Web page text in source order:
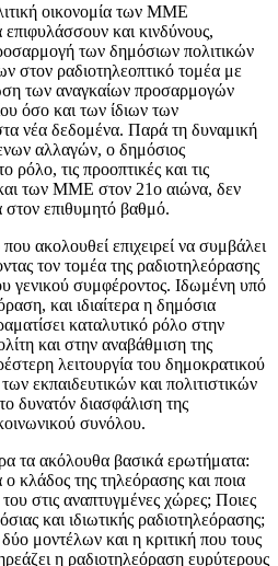
οικονομία των ΜΜΕ
επιφυλάσσουν και κινδύνους,
των δημόσιων πολιτικών
στον ραδιοτηλεοπτικό τομέα με
των αναγκαίων προσαρμογών
όσο και των ίδιων των
νέα δεδομένα. Παρά τη δυναμική
αλλαγών, ο δημόσιος
ρόλο, τις προοπτικές και τις
των ΜΜΕ στον 21ο αιώνα, δεν
στον επιθυμητό βαθμό.
ακολουθεί επιχειρεί να συμβάλει
τον τομέα της ραδιοτηλεόρασης
γενικού συμφέροντος. Ιδωμένη υπό
και ιδιαίτερα η δημόσια
καταλυτικό ρόλο στην
και στην αναβάθμιση της
λειτουργία του δημοκρατικού
εκπαιδευτικών και πολιτιστικών
δυνατόν διασφάλιση της
συνόλου.
τα ακόλουθα βασικά ερωτήματα:
κλάδος της τηλεόρασης και ποια
στις αναπτυγμένες χώρες; Ποιες
και ιδιωτικής ραδιοτηλεόρασης;
μοντέλων και η κριτική που τους
η ραδιοτηλεόραση ευρύτερους